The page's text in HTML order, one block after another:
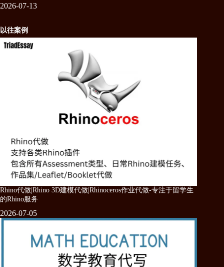
2026-07-13
以往案例
Rhino代做|Rhino 3D建模代做|Rhinoceros作业代做-专注于留学生
的Rhino服务
2026-07-05